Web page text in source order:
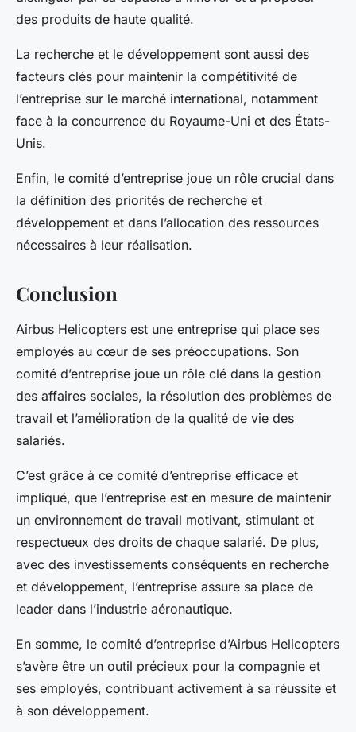
des produits de haute qualité.
La recherche et le développement sont aussi des
facteurs clés pour maintenir la compétitivité de
l’entreprise sur le marché international, notamment
face à la concurrence du Royaume-Uni et des États-
Unis.
Enfin, le comité d’entreprise joue un rôle crucial dans
la définition des priorités de recherche et
développement et dans l’allocation des ressources
nécessaires à leur réalisation.
Conclusion
Airbus Helicopters est une entreprise qui place ses
employés au cœur de ses préoccupations. Son
comité d’entreprise joue un rôle clé dans la gestion
des affaires sociales, la résolution des problèmes de
travail et l’amélioration de la qualité de vie des
salariés.
C’est grâce à ce comité d’entreprise efficace et
impliqué, que l’entreprise est en mesure de maintenir
un environnement de travail motivant, stimulant et
respectueux des droits de chaque salarié. De plus,
avec des investissements conséquents en recherche
et développement, l’entreprise assure sa place de
leader dans l’industrie aéronautique.
En somme, le comité d’entreprise d’Airbus Helicopters
s’avère être un outil précieux pour la compagnie et
ses employés, contribuant activement à sa réussite et
à son développement.